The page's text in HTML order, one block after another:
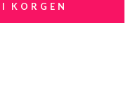
KORGEN